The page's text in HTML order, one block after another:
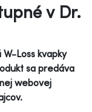
v Dr.
Loss kvapky
sa predáva
webovej